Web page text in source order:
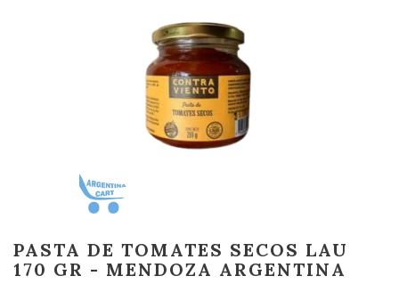
PASTA DE TOMATES SECOS LAU
170 GR - MENDOZA ARGENTINA